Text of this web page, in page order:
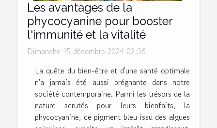
Les avantages de la
phycocyanine pour booster
l'immunité et la vitalité
Dimanche 15 décembre 2024 02:36
La quête du bien-être et d'une santé optimale
n'a jamais été aussi prégnante dans notre
société contemporaine. Parmi les trésors de la
nature scrutés pour leurs bienfaits, la
phycocyanine, ce pigment bleu issu des algues